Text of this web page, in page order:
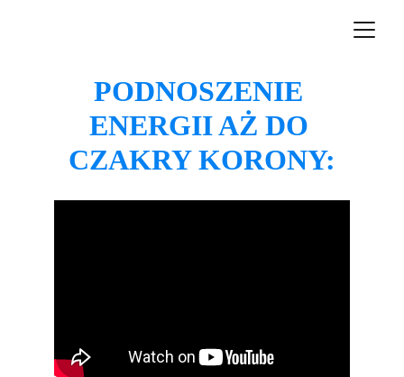
PODNOSZENIE
ENERGII AŻ DO
CZAKRY KORONY: